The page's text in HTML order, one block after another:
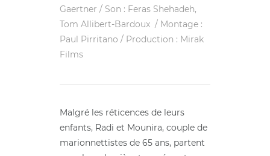
Gaertner / Son : Feras Shehadeh,
Tom Allibert-Bardoux / Montage :
Paul Pirritano / Production : Mirak
Films
Malgré les réticences de leurs
enfants, Radi et Mounira, couple de
marionnettistes de 65 ans, partent